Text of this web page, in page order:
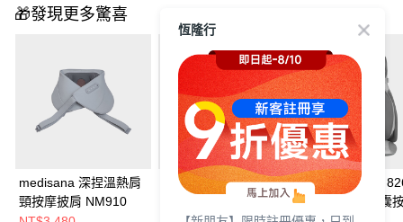
🎁發現更多驚喜
medisana 深捏溫熱肩
頸按摩披肩 NM910
【超值實用組合】
medisana MC
手感全方位氣囊
恆隆行